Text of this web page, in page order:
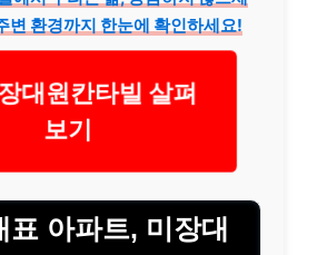
변 환경까지 한눈에 확인하세요!
대원칸타빌 살펴
보기
표 아파트, 미장대